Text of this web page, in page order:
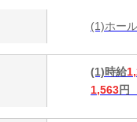
(1)ホー
(1)時給
1,563円